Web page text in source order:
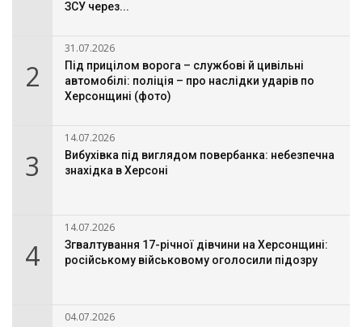
ЗСУ через...
2
31.07.2026
Під прицілом ворога – службові й цивільні
автомобілі: поліція – про наслідки ударів по
Херсонщині (фото)
3
14.07.2026
Вибухівка під виглядом повербанка: небезпечна
знахідка в Херсоні
4
14.07.2026
Згвалтування 17-річної дівчини на Херсонщині:
російському військовому оголосили підозру
04.07.2026